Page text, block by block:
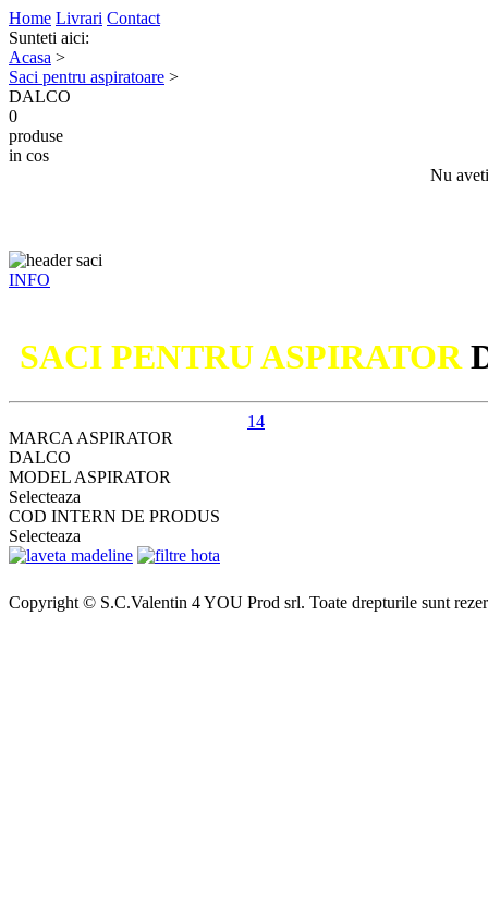
Home Livrari Contact
Sunteti aici:
Acasa >
Saci pentru aspiratoare >
DALCO
0
produse
in cos
Nu
INFO
SACI PENTRU ASPIRATOR
MARCA ASPIRATOR
DALCO
MODEL ASPIRATOR
Selecteaza
COD INTERN DE PRODUS
Selecteaza
14
Copyright © S.C.Valentin 4 YOU Prod srl. Toate drepturile sunt